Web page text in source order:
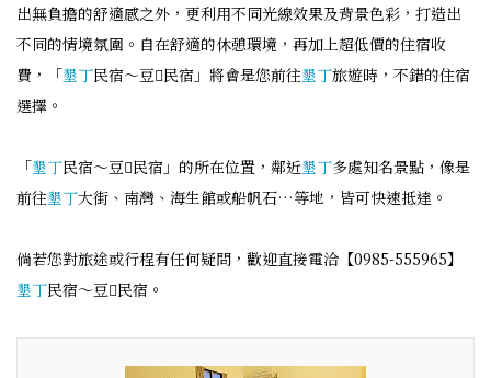
出無負擔的舒適感之外，更利用不同光線效果及背景色彩，打造出
不同的情境氛圍。自在舒適的休憩環境，再加上超低價的住宿收
費，「墾丁民宿～豆民宿」將會是您前往墾丁旅遊時，不錯的住宿
選擇。
「墾丁民宿～豆民宿」的所在位置，鄰近墾丁多處知名景點，像是
前往墾丁大街、南灣、海生館或船帆石…等地，皆可快速抵達。
倘若您對旅途或行程有任何疑問，歡迎直接電洽【0985-555965】
墾丁民宿～豆民宿。